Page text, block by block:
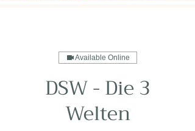
Available Online
DSW - Die 3
Welten